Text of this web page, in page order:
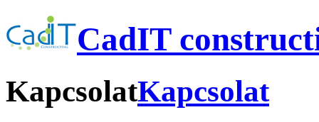
CadIT
KapcsolatKapcsolat